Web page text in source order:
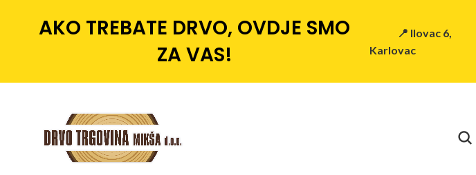
AKO TREBATE DRVO, OVDJE SMO
ZA VAS!
📍 Ilovac 6,
Karlovac